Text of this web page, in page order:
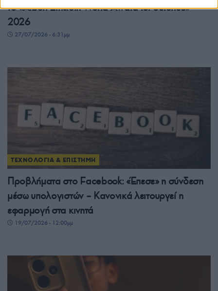
το «Albert Einstein World Award for Science»
2026
27/07/2026 - 6:31μμ
ΤΕΧΝΟΛΟΓΙΑ & ΕΠΙΣΤΗΜΗ
Προβλήματα στο Facebook: «Έπεσε» η σύνδεση
μέσω υπολογιστών – Κανονικά λειτουργεί η
εφαρμογή στα κινητά
19/07/2026 - 12:00μμ